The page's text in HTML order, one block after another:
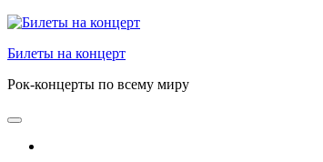
Билеты на концерт
Рок-концерты по всему миру